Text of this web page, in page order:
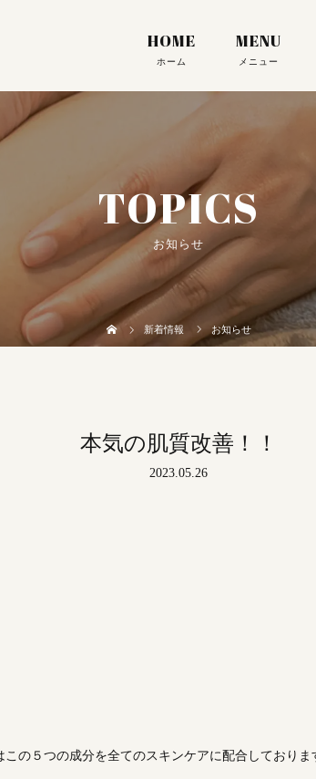
HOME MENU
TOPICS
お知らせ
新着情報 お知らせ
本気の肌質改善！！
2023.05.26
の５つの成分を全てのスキンケアに配合しておりま